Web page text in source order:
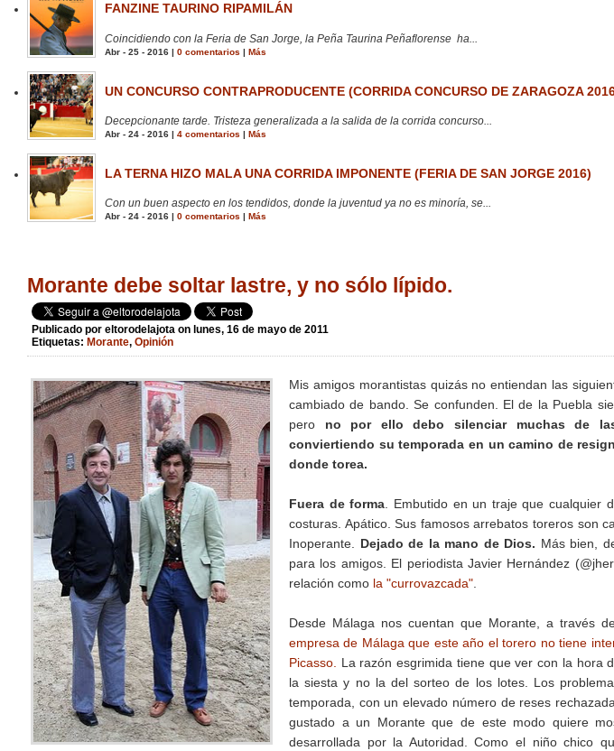
FANZINE TAURINO RIPAMILÁN
Coincidiendo con la Feria de San Jorge, la Peña Taurina Peñaflorense ha...
Abr - 25 - 2016 | 0 comentarios | Más
UN CONCURSO CONTRAPRODUCENTE (CORRIDA CONCURSO DE ZARAGOZA
Decepcionante tarde. Tristeza generalizada a la salida de la corrida concurso...
Abr - 24 - 2016 | 4 comentarios | Más
LA TERNA HIZO MALA UNA CORRIDA IMPONENTE (FERIA DE SAN JORGE 2016)
Con un buen aspecto en los tendidos, donde la juventud ya no es minoría, se...
Abr - 24 - 2016 | 0 comentarios Más
Morante debe soltar lastre, y no sólo lípido.
Publicado por eltorodelajota on lunes, 16 de mayo de 2011
Etiquetas: Morante, Opinión
Mis amigos morantistas quizás no entiendan las
cambiado de bando. Se confunden. El de la Puebla
pero no por ello debo silenciar muchas de
conviertiendo su temporada en un camino de
donde torea.
Fuera de forma . Embutido en un traje que cualquier
costuras. Apático. Sus famosos arrebatos toreros son
Inoperante. Dejado de la mano de Dios. Más bien,
para los amigos. El periodista Javier Hernández
relación como la "currovazcada"
Desde Málaga nos cuentan que Morante, a través
empresa de Málaga que este año el torero no tiene
Picasso.
La razón esgrimida tiene que ver con la hora
la siesta y no la del sorteo de los lotes. Los
temporada, con un elevado número de reses
gustado a un Morante que de este modo quiere
desarrollada por la Autoridad. Como el niño chico